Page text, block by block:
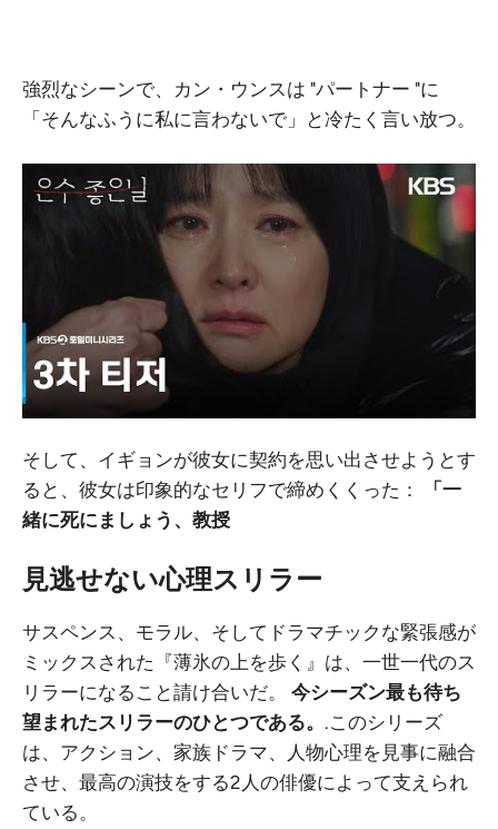
強烈なシーンで、カン・ウンスは "パートナー "に
「そんなふうに私に言わないで」と冷たく言い放つ。
そして、イギョンが彼女に契約を思い出させようとす
ると、彼女は印象的なセリフで締めくくった：
「一
緒に死にましょう、教授
見逃せない心理スリラー
サスペンス、モラル、そしてドラマチックな緊張感が
ミックスされた『薄氷の上を歩く』は、一世一代のス
リラーになること請け合いだ。 今シーズン最も待ち
望まれたスリラーのひとつである。 .このシリーズ
は、アクション、家族ドラマ、人物心理を見事に融合
させ、最高の演技をする2人の俳優によって支えられ
ている。